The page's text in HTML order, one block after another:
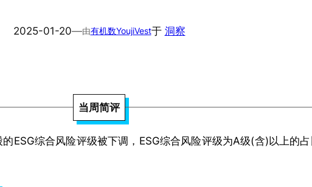
2025-01-20—由有机数YoujiVest于 洞察
当周简评
ESG综合风险评级被下调，ESG综合风险评级为A级(含)以上的